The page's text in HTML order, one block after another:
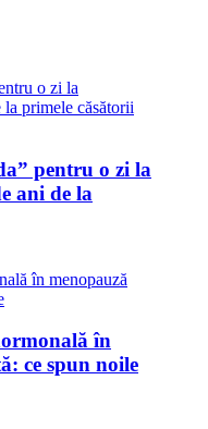
pentru o zi la
ani de la
în
ce spun noile